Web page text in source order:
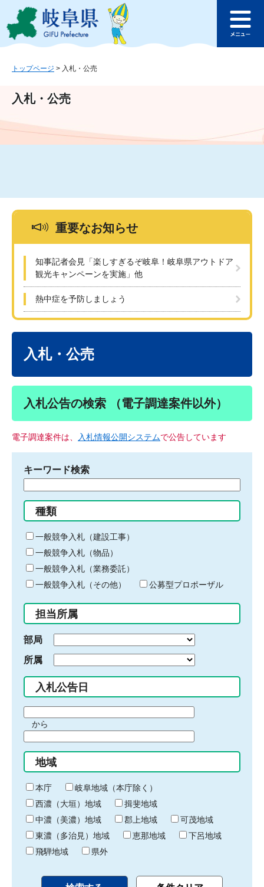
ジ
ュ
文
このページの本文へ
ュ
トップページ > 入札・公売
入札・公売
重要なお知らせ
知事記者会見「楽しすぎるぞ岐阜！岐阜県アウトドア
観光キャンペーンを実施」他
熱中症を予防しましょう
入札・公売
入札公告の検索 （電子調達案件以外）
電子調達案件は、 入札情報公開システムで公告しています
キーワード検索
る
キ
ー
ワ
ー
ド
入
力
種類
一般競争入札（建設工事）
一般競争入札（物品）
一般競争入札（業務委託）
一般競争入札（その他）
公募型プロポーザル
担当所属
部局
所属
入札公告日
間
始
り
から
間
終
わ
り
地域
本庁
岐阜地域（本庁除く）
西濃（大垣）地域
揖斐地域
中濃（美濃）地域
郡上地域
可茂地域
東濃（多治見）地域
恵那地域
下呂地域
飛騨地域
県外